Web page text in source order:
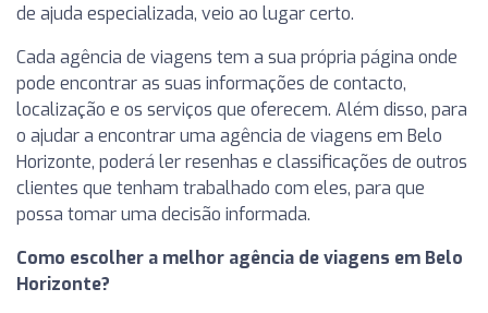
de ajuda especializada, veio ao lugar certo.
Cada agência de viagens tem a sua própria página onde
pode encontrar as suas informações de contacto,
localização e os serviços que oferecem. Além disso, para
o ajudar a encontrar uma agência de viagens em Belo
Horizonte, poderá ler resenhas e classificações de outros
clientes que tenham trabalhado com eles, para que
possa tomar uma decisão informada.
Como escolher a melhor agência de viagens em Belo
Horizonte?